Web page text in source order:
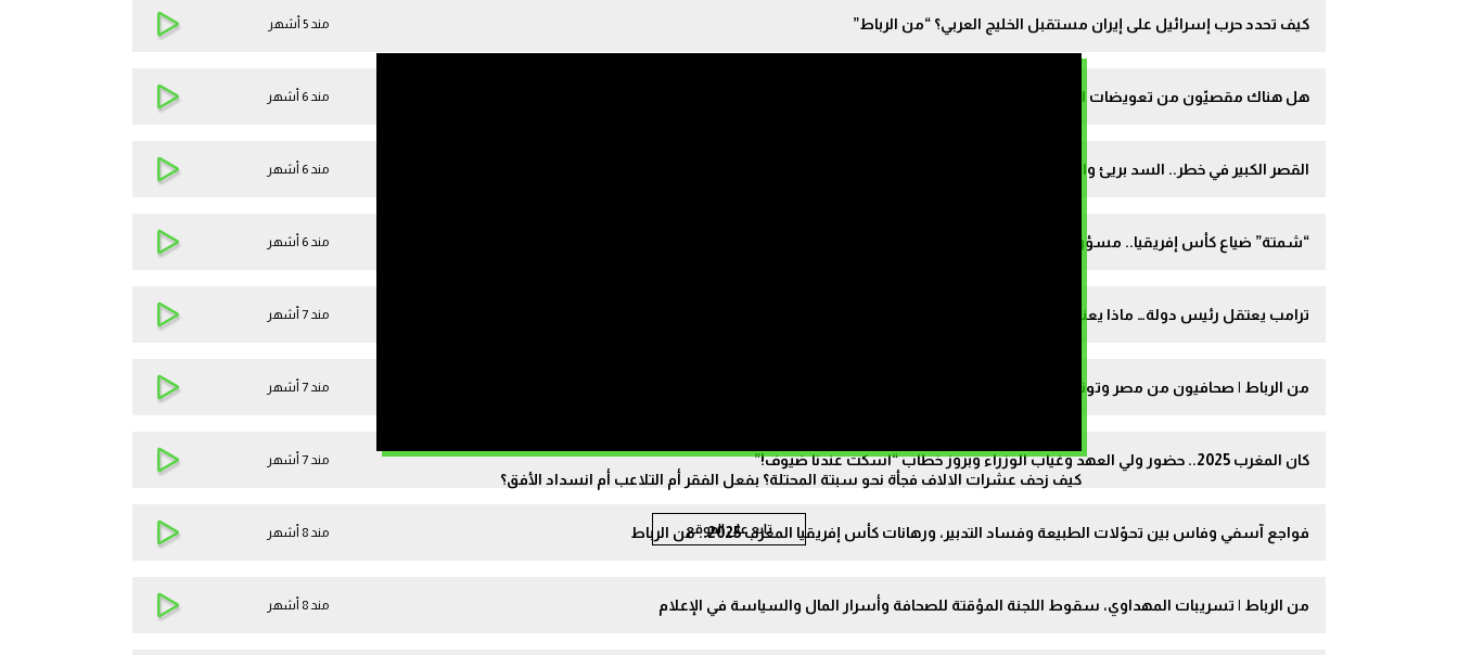
كيف زحف عشرات الالاف فجأة نحو سبتة المحتلة؟ بفعل الفقر أم التلاعب أم انسداد الأفق؟
تابع على الموقع
كيف تحدد حرب إسرائيل على إيران مستقبل الخليج العربي؟ “من الرباط” مند 5 أشهر
هل هناك مقصيّون من تعويضات الفيضانات؟ ومن يشرّع للمحاماة؟ وهبي أم القضاة؟ مند 6 أشهر
القصر الكبير في خطر.. السد بريئ والتعمير الحديث متّهم ودور السلطات إيجابي مند 6 أشهر
“شمتة” ضياع كأس إفريقيا.. مسؤولية الركراكي وحكيمي ودياز والهزال الذي أظهره إعلام الشناقة | من الرباط مند 6 أشهر
ترامب يعتقل رئيس دولة… ماذا يعني ذلك للمغرب؟ | فنزويلا، اليمن والقرن الإفريقي في ميزان “من الرباط” مند 7 أشهر
من الرباط | صحافيون من مصر وتونس وفرنسا يقيّمون “كان المغرب 2025” وحظوظ المغرب في نيل اللقب مند 7 أشهر
كان المغرب 2025.. حضور ولي العهد وغياب الوزراء وبروز خطاب “اسكت عندنا ضيوف!” مند 7 أشهر
فواجع آسفي وفاس بين تحوّلات الطبيعة وفساد التدبير، ورهانات كأس إفريقيا المغرب 2025.. من الرباط مند 8 أشهر
من الرباط | تسريبات المهداوي، سقوط اللجنة المؤقتة للصحافة وأسرار المال والسياسة في الإعلام مند 8 أشهر